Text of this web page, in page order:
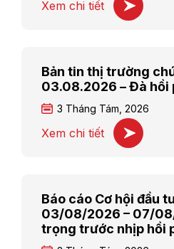
Xem chi tiết
Bản tin thị trường
03.08.2026 – Đà hồi
3 Tháng Tám, 2026
Xem chi tiết
Báo cáo Cơ hội đầu
03/08/2026 – 07/
trọng trước nhịp hồi